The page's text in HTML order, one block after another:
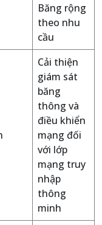
Băng rộng
theo nhu
cầu
Cải thiện
giám sát
băng
thông và
điều khiển
mạng đối
với lớp
mạng truy
nhập
thông
minh